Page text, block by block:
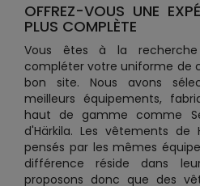
OFFREZ-VOUS UNE
PLUS COMPLÈTE
Vous êtes à la
compléter votre uniforme de
bon site. Nous avons
meilleurs équipements,
haut de gamme comme
d'Härkila. Les vêtements de
pensés par les mêmes
différence réside dans
proposons donc que des